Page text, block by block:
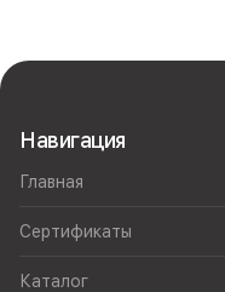
Навигация
Главная
Сертификаты
Каталог